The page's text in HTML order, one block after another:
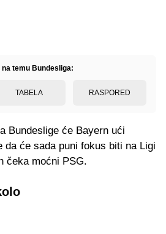
temu Bundesliga:
TABELA RASPORED
Bundeslige će Bayern ući
da će sada puni fokus biti na Ligi
čeka moćni PSG.